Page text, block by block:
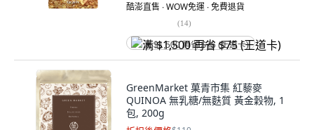
酷澎直售 ∙ WOW免運 ∙ 免費退貨
(14)
满 $1,500 再省 $75 (王道卡)
GreenMarket 菓青市集 紅藜麥
QUINOA 無乳糖/無麩質 黃金穀物, 1
包, 200g